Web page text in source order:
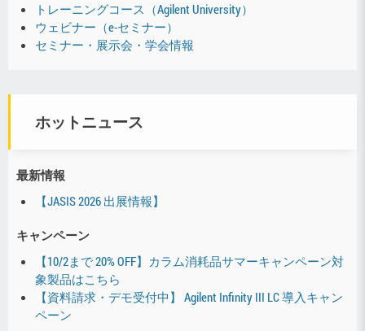
トレーニングコース（Agilent University）
ウェビナー（e-セミナー）
セミナー・展示会・学会情報
ホットニュース
最新情報
【JASIS 2026 出展情報】
キャンペーン
【10/2まで 20% OFF】カラム消耗品サマーキャンペーン対
象製品はこちら
【資料請求・デモ受付中】 Agilent Infinity III LC 導入キャン
ペーン